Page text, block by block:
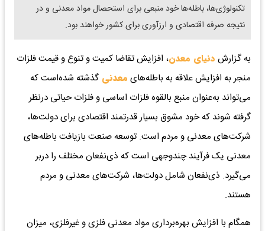
تکنولوژی‌ها، باطله‌ها خود منبعی‌ برای‌ استحصال‌ مواد معدنی‌ و در
نتیجه‌ صرفه‌ اقتصادی‌ و ارزآوری‌ برای‌ کشور خواهند بود.
به گزارش دنیای معدن، افزایش‌ تقاضا کمیت‌ و تنوع‌ و قیمت‌ فلزات‌
منجر به‌ افزایش‌ علاقه‌ به‌ باطله‌های‌ معدنی‌ گذشته‌ شده‌است که‌
می‌تواند به‌عنوان‌ منبع‌ بالقوه‌ فلزات‌ اساسی‌ و فلزات‌ حیاتی‌ درنظر
گرفته‌ شوند که‌ خود مشوق‌ بسیار قدرتمند اقتصادی‌ برای‌ دولت‌ها،
شرکت‌های‌ معدنی‌ و مردم‌ است‌. توسعه‌ صنعت‌ بازیافت‌ باطله‌های‌
معدنی‌ یک‌ فرآیند چندوجهی‌ است‌ که‌ ذی‌نفعان‌ مختلف‌ را دربر
می‌گیرد. ذی‌نفعان‌ شامل‌ دولت‌ها، شرکت‌های‌ معدنی‌ و مردم‌
هستند.
همگام‌ با افزایش‌ بهره‌برداری‌ مواد معدنی‌ فلزی‌ و غیرفلزی‌، میزان‌